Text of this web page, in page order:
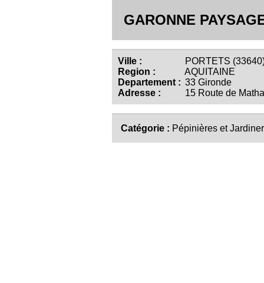
GARONNE
Ville :
PORTETS
Region :
AQUITAINE
Departement : 33 Gironde
Adresse :
15 Route de
Catégorie : Pépinières et